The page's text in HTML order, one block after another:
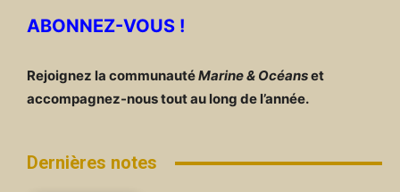
ABONNEZ-VOUS !
Rejoignez la communautéMarine & Océanset
accompagnez-nous tout au long de l’année.
Dernières notes